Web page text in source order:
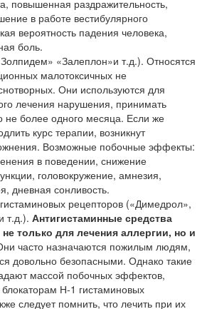
повышенная раздражительность,
в работе вестибулярного
вероятность падения человека,
боль.
«Залеплон»и т.д.). Относятся
малотоксичных не
Они используются для
лечения нарушения, принимать
не более одного месяца. Если же
курс терапии, возникнут
Возможные побочные эффекты:
в поведении, снижение
головокружение, амнезия,
дневная сонливость.
рецепторов («Димедрол»,
т.д.). Антигистаминные средства
только для лечения аллергии, но и
часто назначаются пожилым людям,
довольно безопасными. Однако такие
массой побочных эффектов,
Н-1 гистаминовых
следует помнить, что лечить при их